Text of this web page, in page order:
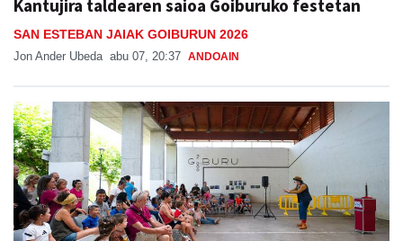
Kantujira taldearen saioa Goiburuko festetan
SAN ESTEBAN JAIAK GOIBURUN 2026
Jon Ander Ubeda abu 07, 20:37 ANDOAIN